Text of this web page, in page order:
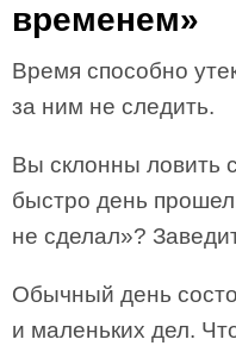
временем»
Время способно
за ним не следить.
Вы склонны ловить
быстро день
не сделал»?
Обычный день
и маленьких дел.